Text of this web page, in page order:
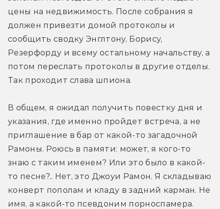
цены на недвижимость. После собрания я
должен привезти домой протоколы и
сообщить сводку Энглтону, Борису,
Резерфорду и всему остальному начальству, а
потом переслать протоколы в другие отделы.
Так проходит слава шпиона.
В общем, я ожидал получить повестку дня и
указания, где именно пройдет встреча, а не
приглашение в бар от какой-то загадочной
Рамоны. Роюсь в памяти: может, я кого-то
знаю с таким именем? Или это было в какой-
то песне?.. Нет, это Джоуи Рамон. Я складываю
конверт пополам и кладу в задний карман. Не
имя, а какой-то псевдоним порноспамера.